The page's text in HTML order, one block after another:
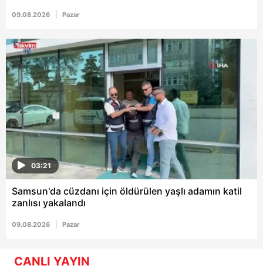
09.08.2026 Pazar
03:21
Samsun'da cüzdanı için öldürülen yaşlı adamın katil
zanlısı yakalandı
09.08.2026 Pazar
CANLI YAYIN